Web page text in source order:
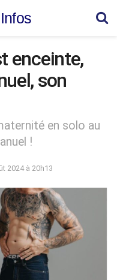
enceinte,
son
en solo au
!
2024 à 20h13